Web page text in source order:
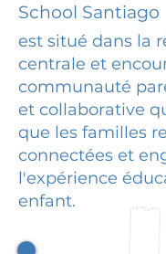
School Santiago
est situé dans la
centrale et
communauté
et collaborative
que les familles
connectées et
l'expérience
enfant.